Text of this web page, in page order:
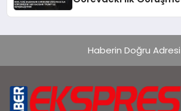
Haberin Doğru Adresi